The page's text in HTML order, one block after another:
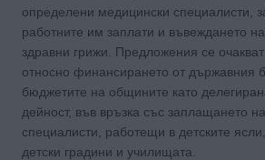
определени медицински специалисти,
работните им заплати и въвеждането
здравни грижи. Предложения се
относно финансирането от държавния
бюджетите на общините като
дейност, във връзка със заплащането
специалисти, работещи в детските
детски градини и училищата.